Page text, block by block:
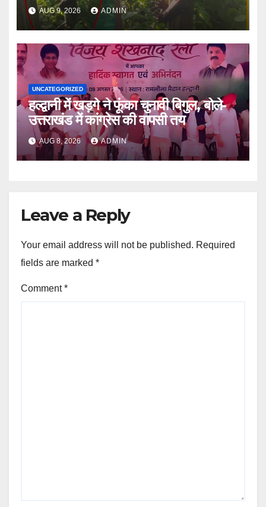
AUG 9, 2026 ADMIN
UNCATEGORIZED
हल्द्वानी में खड़गे ने फूंका चुनावी बिगुल, बोले-
उत्तराखंड में कांग्रेस की वापसी तय
AUG 8, 2026 ADMIN
Leave a Reply
Your email address will not be published. Required
fields are marked *
Comment*